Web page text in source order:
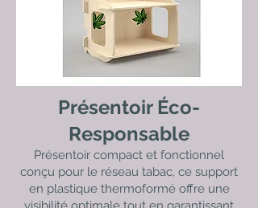
Présentoir Éco-
Responsable
Présentoir compact et fonctionnel
conçu pour le réseau tabac, ce support
en plastique thermoformé offre une